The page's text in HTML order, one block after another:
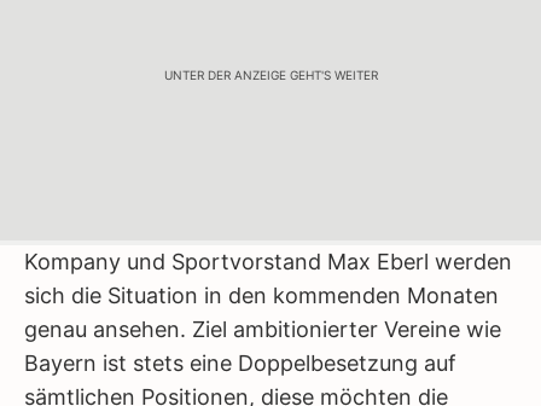
UNTER DER ANZEIGE GEHT'S WEITER
Kompany und Sportvorstand Max Eberl werden
sich die Situation in den kommenden Monaten
genau ansehen. Ziel ambitionierter Vereine wie
Bayern ist stets eine Doppelbesetzung auf
sämtlichen Positionen, diese möchten die